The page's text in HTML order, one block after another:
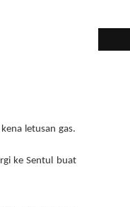
letusan gas.
ke Sentul buat